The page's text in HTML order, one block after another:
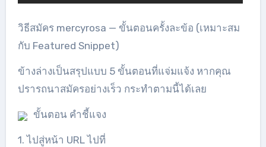
วิธีสมัคร mercyrosa — ขั้นตอนครั้งละข้อ (เหมาะสม
กับ Featured Snippet)
ข้างล่างเป็นสรุปแบบ 5 ขั้นตอนที่แจ่มแจ้ง หากคุณ
ปรารถนาสมัครอย่างเร็ว กระทำตามนี้ได้เลย
ขั้นตอน คำชี้แจง
1. ไปสู่หน้า URL ไปที่